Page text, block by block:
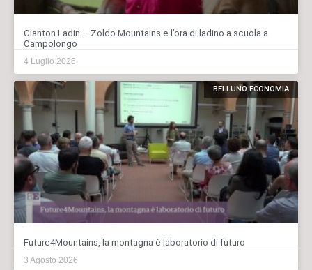
Cianton Ladin – Zoldo Mountains e l’ora di ladino a scuola a
Campolongo
4 Luglio 2026
BELLUNO ECONOMIA
Future4Mountains, la montagna è laboratorio di futuro
3 Agosto 2026